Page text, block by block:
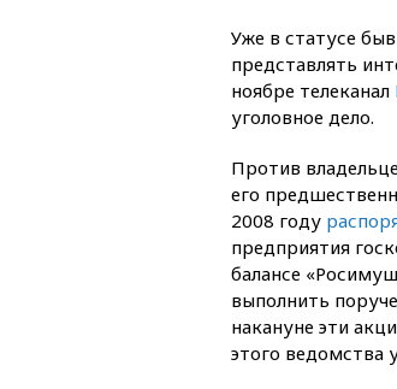
Уже в статусе
представлять
ноябре телеканал
уголовное дело.
Против
его
2008 году
предприятия
балансе
выполнить
накануне эти
этого ведомства